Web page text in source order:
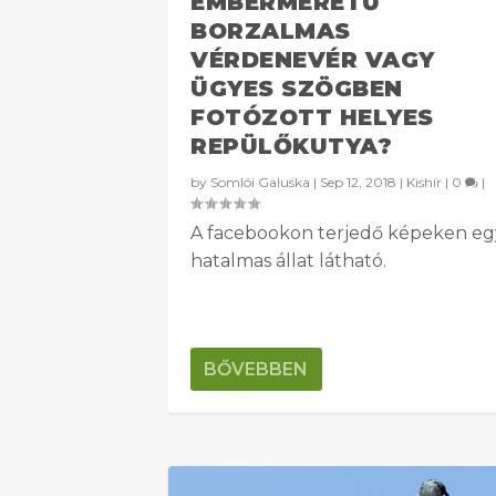
BORZALMAS
VÉRDENEVÉR VAGY
ÜGYES SZÖGBEN
FOTÓZOTT HELYES
REPÜLŐKUTYA?
by Somlói Galuska | Sep 12, 2018 | Kishír | 0 |
A facebookon terjedő képeken
hatalmas állat látható.
BŐVEBBEN